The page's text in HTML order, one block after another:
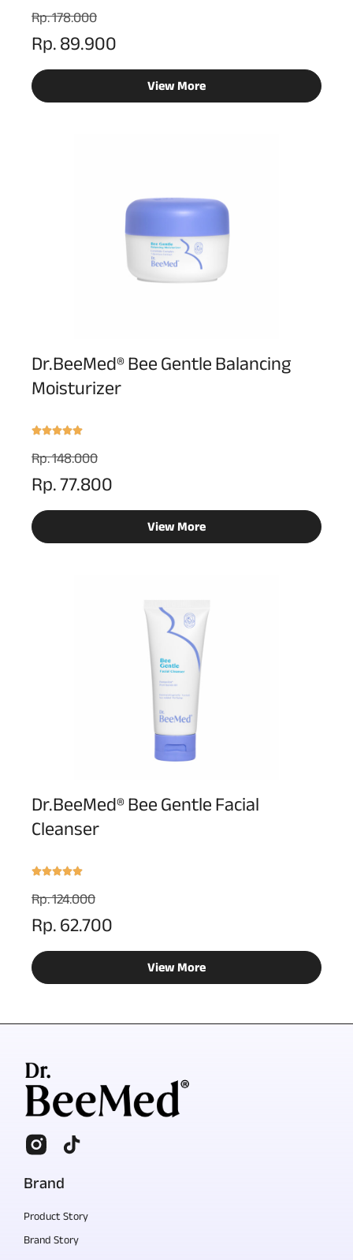
Rp. 178.000
Rp. 89.900
View More
Dr.BeeMed® Bee Gentle Balancing
Moisturizer
Rp. 148.000
Rp. 77.800
View More
Dr.BeeMed® Bee Gentle Facial
Cleanser
Rp. 124.000
Rp. 62.700
View More
Brand
Product Story
Brand Story